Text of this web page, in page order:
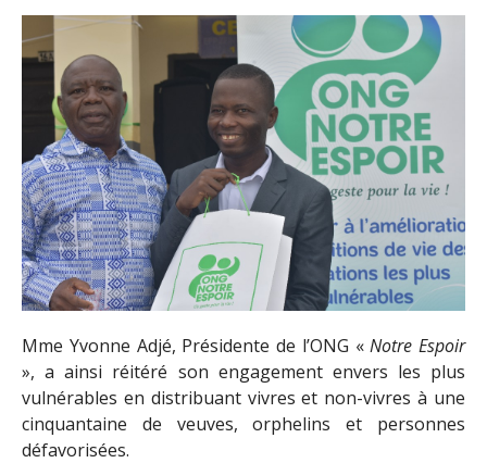
Mme Yvonne Adjé, Présidente de l’ONG «Notre Espoir
», a ainsi réitéré son engagement envers les plus
vulnérables en distribuant vivres et non-vivres à une
cinquantaine de veuves, orphelins et personnes
défavorisées.